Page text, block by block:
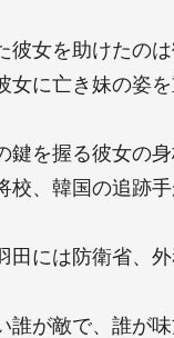
彼女を助けたの
女に亡き妹の姿
鍵を握る彼女の
校、韓国の追跡手
田には防衛省、
誰が敵で、誰が